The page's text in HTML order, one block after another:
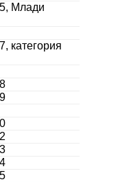
Млади
категория